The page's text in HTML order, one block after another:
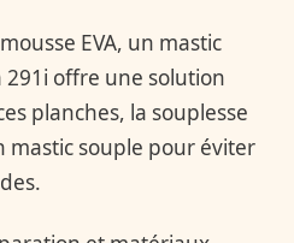
EVA, un mastic
offre une solution
planches, la souplesse
mastic souple pour éviter